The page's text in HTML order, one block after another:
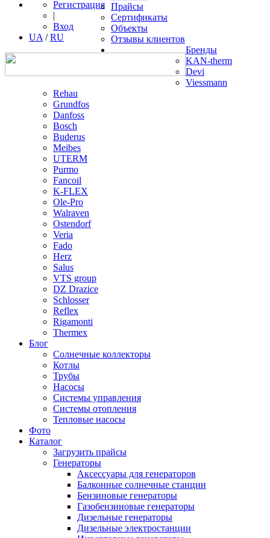
Регистрация
|
Вход
UA /RU
Прайсы
Сертификаты
Объекты
Отзывы клиентов
Бренды
KAN-therm
Devi
Viessmann
Rehau
Grundfos
Danfoss
Bosch
Buderus
Meibes
UTERM
Purmo
Fancoil
K-FLEX
Ole-Pro
Walraven
Ostendorf
Veria
Fado
Herz
Salus
VTS group
DZ Drazice
Schlosser
Reflex
Rigamonti
Thermex
Блог
Солнечные коллекторы
Котлы
Трубы
Насосы
Системы управления
Системы отопления
Тепловые насосы
Фото
Каталог
Загрузить прайсы
Генераторы
Аксессуары для генераторов
Балконные солнечные станции
Бензиновые генераторы
Газобензиновые генераторы
Дизельные генераторы
Дизельные электростанции